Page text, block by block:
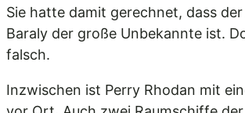
Sie hatte damit gerechnet, dass
Baraly der große Unbekannte ist.
falsch.
Inzwischen ist Perry Rhodan mit